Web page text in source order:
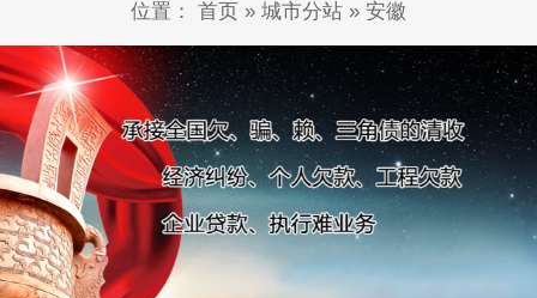
位置： 首页 » 城市分站 » 安徽